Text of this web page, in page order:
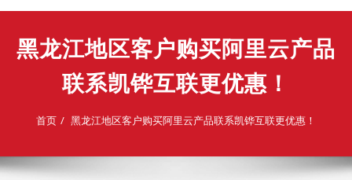
导
黑龙江地区客户购买阿里云产品
联系凯铧互联更优惠！
首页 黑龙江地区客户购买阿里云产品联系凯铧互联更优惠！